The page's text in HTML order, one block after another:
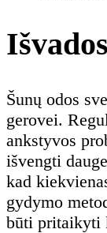
Išvados
Šunų odos
gerovei.
ankstyvos
išvengti
kad
gydymo
būti pritaikyti